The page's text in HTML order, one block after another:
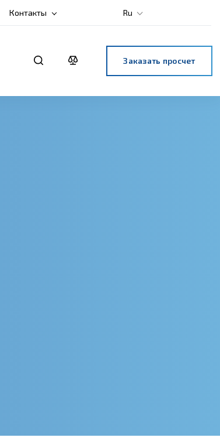
Контакты Ru
Заказать просчет